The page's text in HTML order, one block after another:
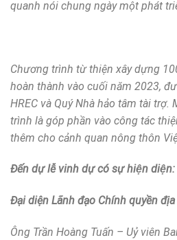
quanh nói chung ngày một phát
Chương trình từ thiện xây dựng
hoàn thành vào cuối năm 2023,
HREC và Quý Nhà hảo tâm tài
trình là góp phần vào công tác
thêm cho cảnh quan nông thôn
Đến dự lễ vinh dự có sự hiện diện:
Đại diện Lãnh đạo Chính quyền
Ông Trần Hoàng Tuấn – Uỷ viên